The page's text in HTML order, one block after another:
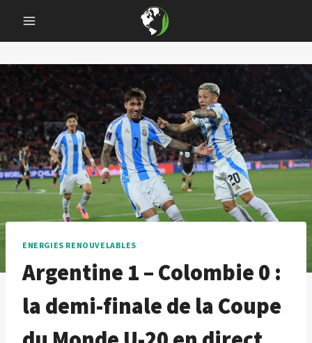
content
ENERGIES RENOUVELABLES
Argentine 1 – Colombie 0 :
la demi-finale de la Coupe